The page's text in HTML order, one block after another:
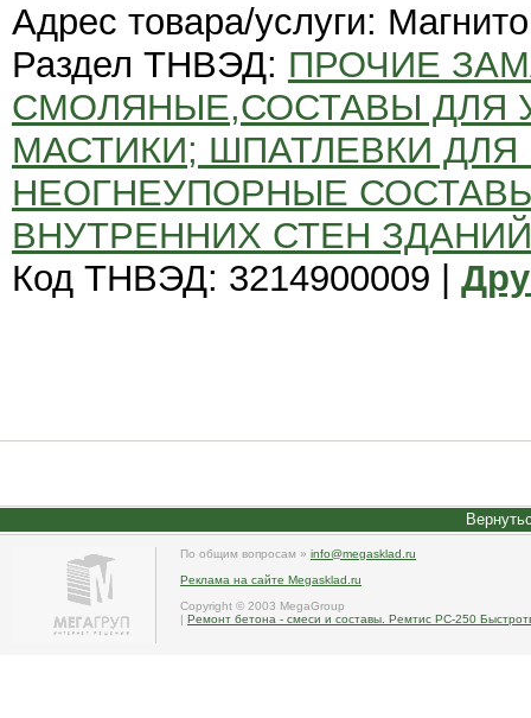
Адрес товара/услуги:
Раздел ТНВЭД: ПРОЧИЕ
СМОЛЯНЫЕ,СОСТАВЫ ДЛЯ
МАСТИКИ; ШПАТЛЕВКИ
НЕОГНЕУПОРНЫЕ
ВНУТРЕННИХ СТЕН
Код ТНВЭД: 3214900009 |
По общим вопросам » info@megasklad.ru
Реклама на сайте Megasklad.ru
Copyright © 2003 MegaGroup
| Ремонт бетона - смеси и составы. Ремтис РС-250